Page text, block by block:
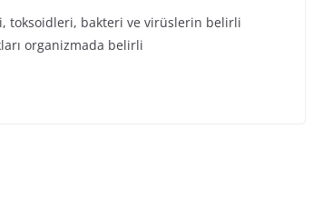
toksoidleri, bakteri ve virüslerin belirli
organizmada belirli